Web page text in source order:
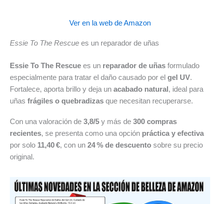
Ver en la web de Amazon
Essie To The Rescue es un reparador de uñas
Essie To The Rescue es un reparador de uñas formulado
especialmente para tratar el daño causado por el gel UV.
Fortalece, aporta brillo y deja un acabado natural , ideal para
uñas frágiles o quebradizas que necesitan recuperarse.
Con una valoración de 3,8/5 y más de 300 compras
recientes, se presenta como una opción práctica y efectiva
por solo 11,40 €, con un 24 % de descuento sobre su precio
original.